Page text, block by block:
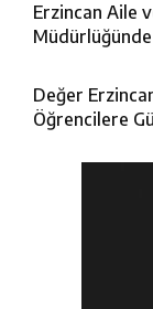
Erzincan Aile
Değer
Öğrencilere